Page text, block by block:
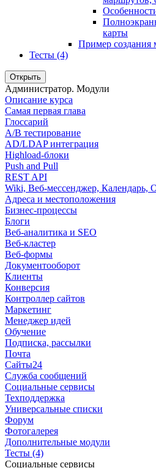
карты
Пример создания
Тесты (4)
Открыть
Администратор. Модули
Описание курса
Самая первая глава
Глоссарий
A/B тестирование
AD/LDAP интеграция
Highload-блоки
Push and Pull
REST API
Wiki, Веб-мессенджер, Календарь,
Адреса и местоположения
Бизнес-процессы
Блоги
Веб-аналитика и SEO
Веб-кластер
Веб-формы
Документооборот
Клиенты
Конверсия
Контроллер сайтов
Маркетинг
Менеджер идей
Обучение
Подписка, рассылки
Почта
Сайты24
Служба сообщений
Социальные сервисы
Техподдержка
Универсальные списки
Форум
Фотогалерея
Дополнительные модули
Тесты (4)
Социальные сервисы